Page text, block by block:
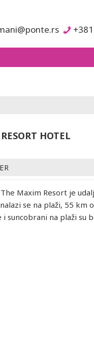
HOTEL
Maxim Resort je
se na plaži, 55 km
i suncobrani na plaži su